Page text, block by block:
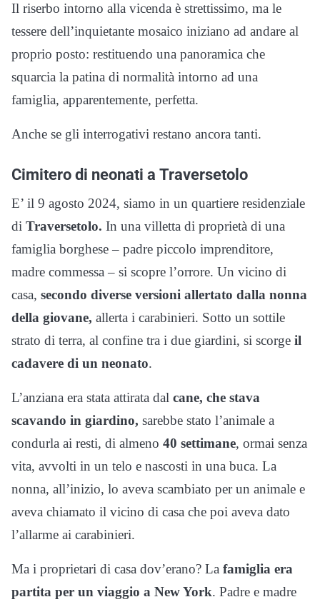
Il riserbo intorno alla vicenda è strettissimo, ma le
tessere dell’inquietante mosaico iniziano ad andare al
proprio posto: restituendo una panoramica che
squarcia la patina di normalità intorno ad una
famiglia, apparentemente, perfetta.
Anche se gli interrogativi restano ancora tanti.
Cimitero di neonati a Traversetolo
E’ il 9 agosto 2024, siamo in un quartiere residenziale
di Traversetolo. In una villetta di proprietà di una
famiglia borghese – padre piccolo imprenditore,
madre commessa – si scopre l’orrore. Un vicino di
casa, secondo diverse versioni allertato dalla nonna
della giovane, allerta i carabinieri. Sotto un sottile
strato di terra, al confine tra i due giardini, si scorge il
cadavere di un neonato.
L’anziana era stata attirata dal cane, che stava
scavando in giardino, sarebbe stato l’animale a
condurla ai resti, di almeno 40 settimane, ormai senza
vita, avvolti in un telo e nascosti in una buca. La
nonna, all’inizio, lo aveva scambiato per un animale e
aveva chiamato il vicino di casa che poi aveva dato
l’allarme ai carabinieri.
Ma i proprietari di casa dov’erano? La famiglia era
partita per un viaggio a New York. Padre e madre